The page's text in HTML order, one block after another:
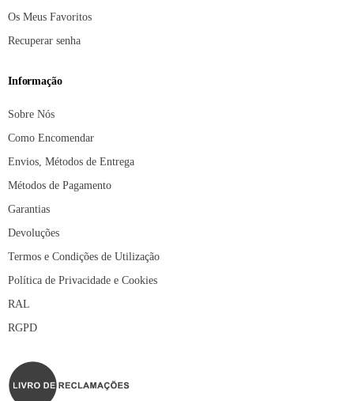
Os Meus Favoritos
Recuperar senha
Informação
Sobre Nós
Como Encomendar
Envios, Métodos de Entrega
Métodos de Pagamento
Garantias
Devoluções
Termos e Condições de Utilização
Política de Privacidade e Cookies
RAL
RGPD